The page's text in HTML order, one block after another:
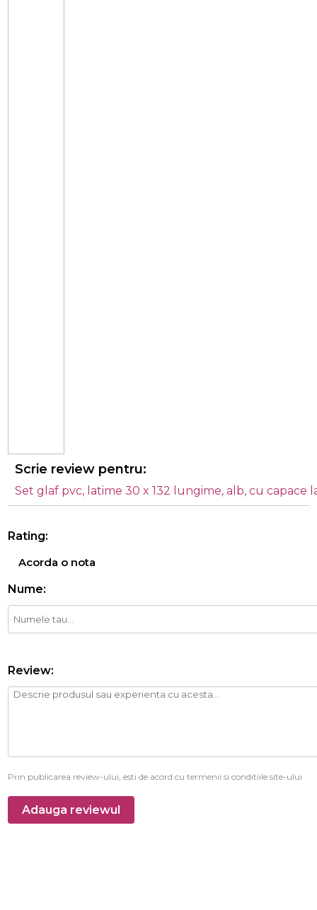
Scrie review pentru:
Set glaf pvc, latime 30 x 132 lungime, alb, cu
Rating:
Acorda o nota
Nume:
Review:
Prin publicarea review-ului, esti de acord cu termenii si conditiile site-ului
Adauga reviewul